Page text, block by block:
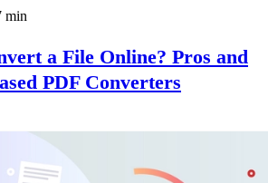
min
a File Online? Pros and
PDF Converters